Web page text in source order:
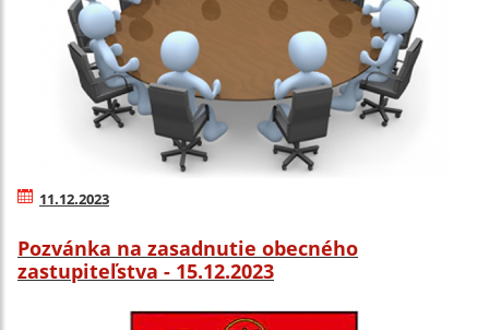
11.12.2023
Pozvánka na zasadnutie obecného
zastupiteľstva - 15.12.2023